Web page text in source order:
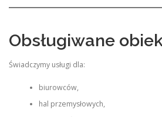
Obsługiwane
Świadczymy usługi dla:
biurowców,
hal przemysłowych,